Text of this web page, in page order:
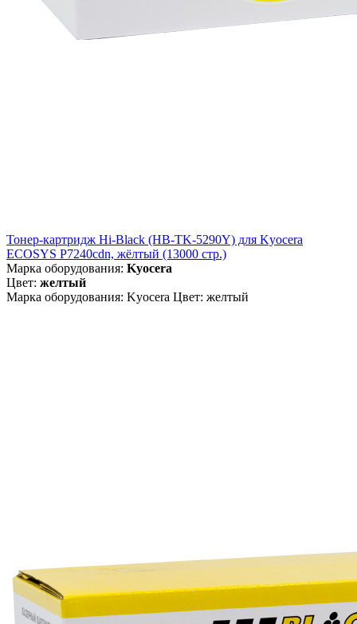
Тонер-картридж Hi-Black (HB-TK-5290Y) для Kyocera
ECOSYS P7240cdn, жёлтый (13000 стр.)
Марка оборудования: Kyocera
Цвет: желтый
Марка оборудования: Kyocera Цвет: желтый